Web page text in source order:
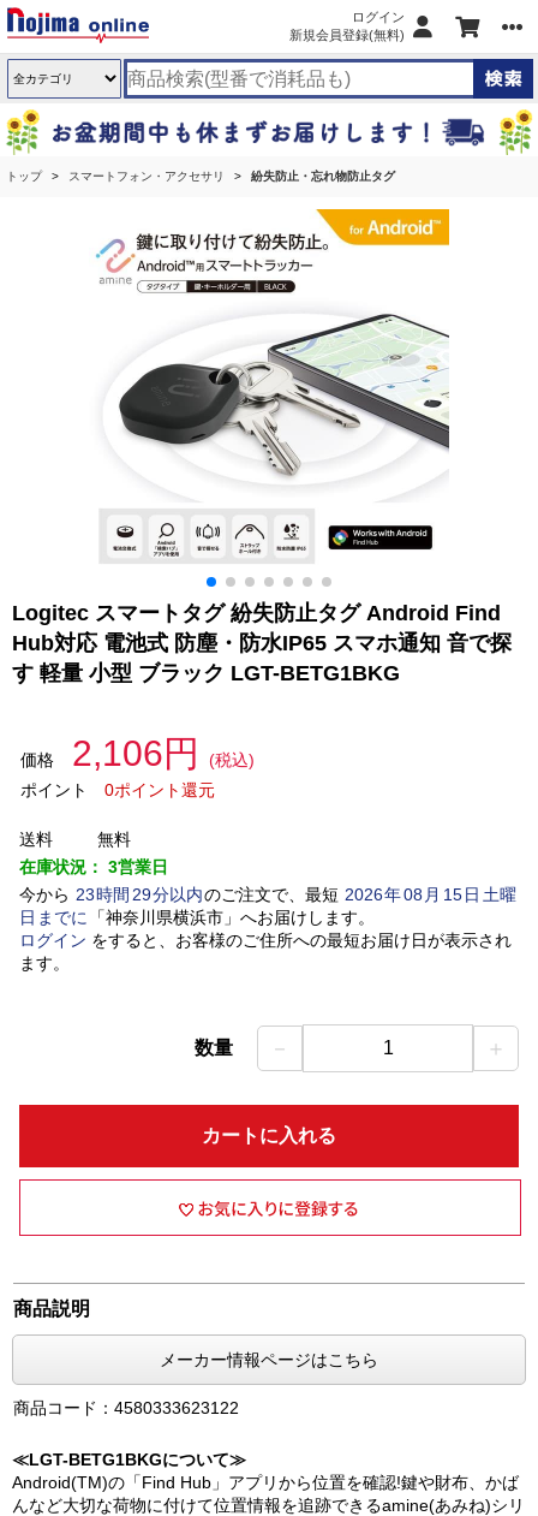
ログイン
新規会員登録(無料)
トップ スマートフォン・アクセサリ 紛失防止・忘れ物防止タグ
Logitec スマートタグ 紛失防止タグ Android Find
Hub対応 電池式 防塵・防水IP65 スマホ通知 音で探
す 軽量 小型 ブラック LGT-BETG1BKG
価格 2,106円
(税込)
ポイント
0ポイント還元
送料
無料
在庫状況： 3営業日
今から 23時間 29分以内のご注文で、最短 2026年08 月 15日土曜
日 までに 「神奈川県横浜市」 へお届けします。
ログイン をすると、お客様のご住所への最短お届け日が表示され
ます。
数量 － 1 ＋
カートに入れる
商品説明
メーカー情報ページはこちら
商品コード：4580333623122
≪LGT-BETG1BKGについて≫
Android(TM)の「Find Hub」アプリから位置を確認!鍵や財布、かば
んなど大切な荷物に付けて位置情報を追跡できるamine(あみね)シリ